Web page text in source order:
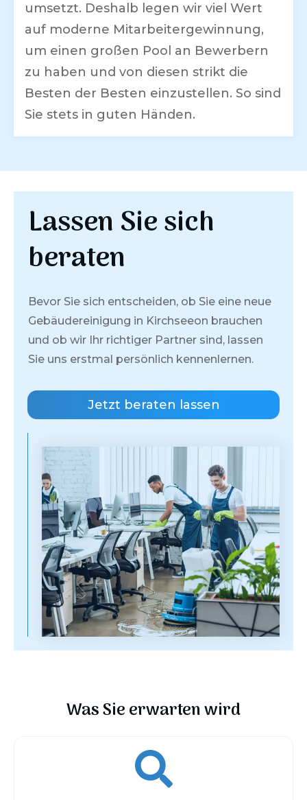
umsetzt. Deshalb legen wir viel Wert
auf moderne Mitarbeitergewinnung,
um einen großen Pool an Bewerbern
zu haben und von diesen strikt die
Besten der Besten einzustellen. So sind
Sie stets in guten Händen.
Lassen Sie sich
beraten
Bevor Sie sich entscheiden, ob Sie eine neue
Gebäudereinigung in Kirchseeon brauchen
und ob wir Ihr richtiger Partner sind, lassen
Sie uns erstmal persönlich kennenlernen.
Jetzt beraten lassen
Was Sie erwarten wird